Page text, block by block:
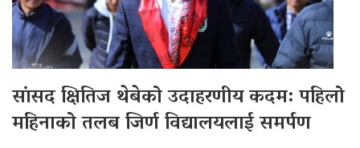
सांसद क्षितिज थेबेको उदाहरणीय कदम: पहिलो
महिनाको तलब जिर्ण विद्यालयलाई समर्पण